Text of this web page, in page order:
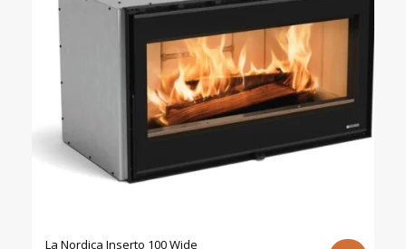
La Nordica Inserto 100 Wide